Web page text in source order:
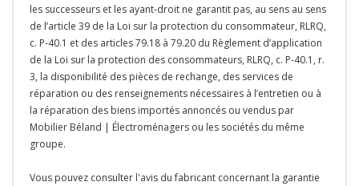
les successeurs et les ayant-droit ne garantit pas, au sens au sens
de l’article 39 de la Loi sur la protection du consommateur, RLRQ,
c. P-40.1 et des articles 79.18 à 79.20 du Règlement d’application
de la Loi sur la protection des consommateurs, RLRQ, c. P-40.1, r.
3, la disponibilité des pièces de rechange, des services de
réparation ou des renseignements nécessaires à l’entretien ou à
la réparation des biens importés annoncés ou vendus par
Mobilier Béland | Électroménagers ou les sociétés du même
groupe.
Vous pouvez consulter l'avis du fabricant concernant la garantie